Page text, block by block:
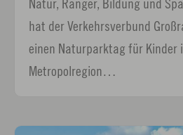
hat der Verkehrsverbund
einen Naturparktag für Kinder
Metropolregion…